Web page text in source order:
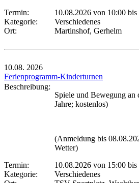
Termin:
10.08.2026 von 10:00 bis
Kategorie:
Verschiedenes
Ort:
Martinshof, Gerhelm
10.08. 2026
Ferienprogramm-Kinderturnen
Beschreibung:
Spiele und Bewegung
Jahre; kostenlos)
(Anmeldung bis
Wetter)
Termin:
10.08.2026 von 15:00 bis
Kategorie:
Verschiedenes